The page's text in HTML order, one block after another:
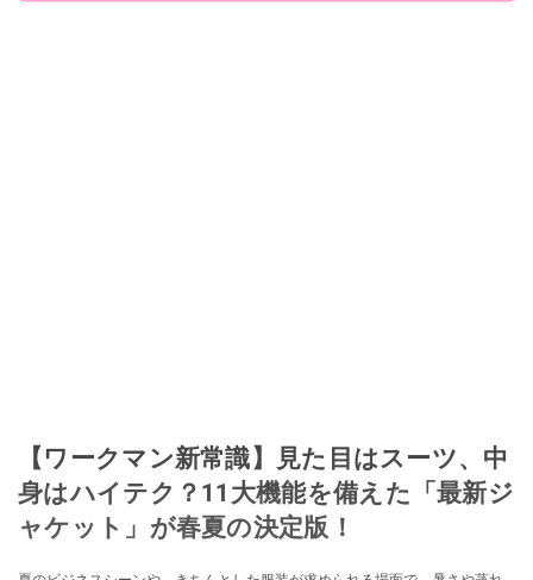
【ワークマン新常識】見た目はスーツ、中
身はハイテク？11大機能を備えた「最新ジ
ャケット」が春夏の決定版！